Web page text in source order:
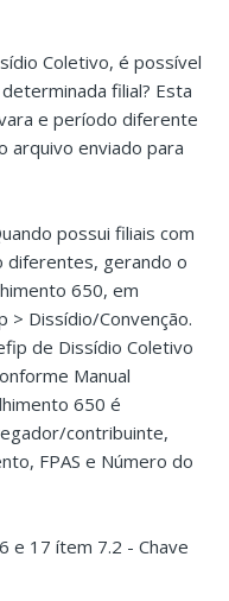
Coletivo, é possível
filial? Esta
e período diferente
arquivo enviado para
possui filiais com
diferentes, gerando o
650, em
> Dissídio/Convenção.
de Dissídio Coletivo
Manual
650 é
contribuinte,
FPAS e Número do
e 17 ítem 7.2 - Chave